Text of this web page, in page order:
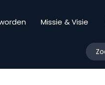
Missie & Visie